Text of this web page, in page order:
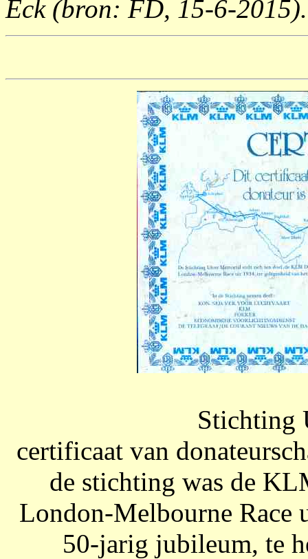
Eck (bron: FD, 15-6-2015).
Stichting
certificaat van
de stichting was de
London-Melbourne Race
50-jarig jubileum, te